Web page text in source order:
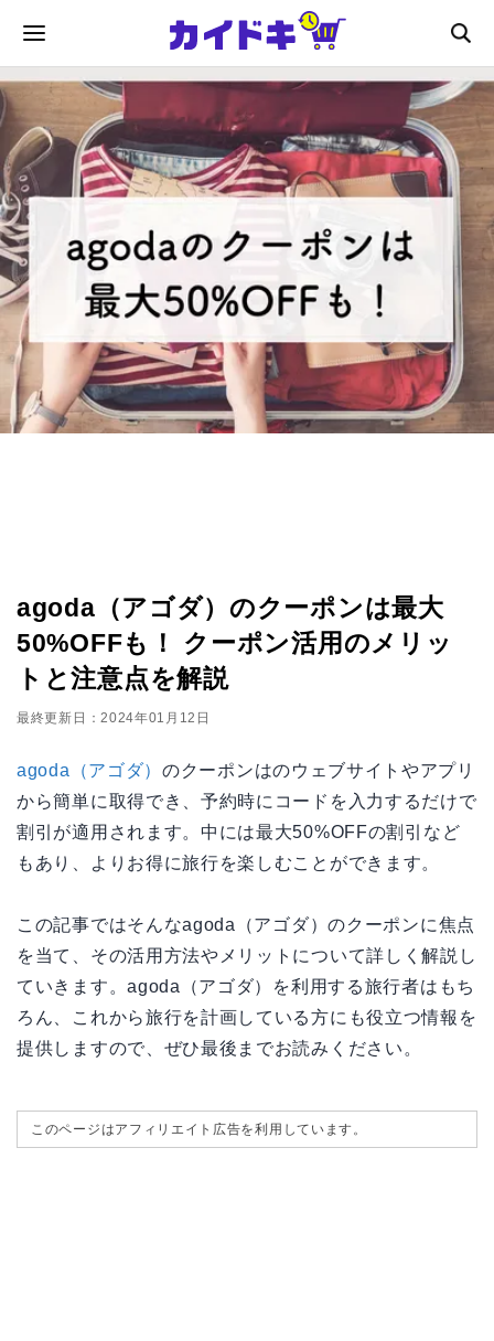
agoda（アゴダ）のクーポンは最大
50%OFFも！ クーポン活用のメリッ
トと注意点を解説
最終更新日：2024年01月12日
agoda（アゴダ） のクーポンはのウェブサイトやアプリ
から簡単に取得でき、予約時にコードを入力するだけで
割引が適用されます。中には最大50%OFFの割引など
もあり、よりお得に旅行を楽しむことができます。
この記事ではそんなagoda（アゴダ）のクーポンに焦点
を当て、その活用方法やメリットについて詳しく解説し
ていきます。agoda（アゴダ）を利用する旅行者はもち
ろん、これから旅行を計画している方にも役立つ情報を
提供しますので、ぜひ最後までお読みください。
このページはアフィリエイト広告を利用しています。